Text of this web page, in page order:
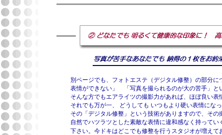
別ページでも、フォトエステ（デジタル修整）の部分
表情ができない」 「写真を撮られるのが大の苦手」と
そんな方でもエアライツの撮影力があれば、ほぼ良い
それでも万が一、 どうしても いつもより硬い表情にな
その「デジタル修整」という技術がありますので、そ
自然でハツラツとした素敵な表情に違和感なく持って
下さい。今ドキはどこでも修整を行うスタジオが増え